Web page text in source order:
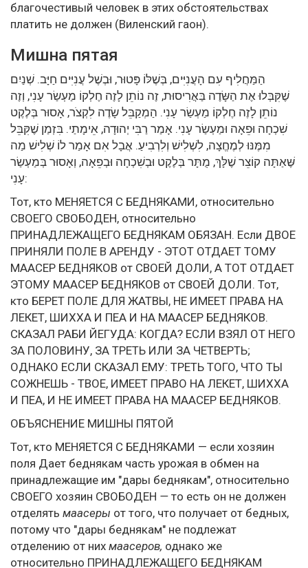
благочестивый человек в этих обстоятельствах
платить не должен (Виленский гаон).
Мишна пятая
הַמַּחֲלִיף עִם הָעֲנִיִּים, בְּשֶׁלּוֹ פָּטוּר, וּבְשֶׁל עֲנִיִּים חַיָּב. שְׁנַיִם
שֶׁקִּבְּלוּ אֶת הַשָּׂדֶה בַּאֲרִיסוּת, זֶה נוֹתֵן לָזֶה חֶלְקוֹ מַעְשַׂר עָנִי, וְזֶה
נוֹתֵן לָזֶה חֶלְקוֹ מַעְשַׂר עָנִי. הַמְקַבֵּל שָׂדֶה לִקְצֹר, אָסוּר בְּלֶקֶט
שִׁכְחָה וּפֵאָה וּמַעְשַׂר עָנִי. אָמַר רַבִּי יְהוּדָה, אֵימָתַי. בִּזְמַן שֶׁקִּבֵּל
מִמֶּנּוּ לְמֶחֱצָה, לִשְׁלִישׁ וְלִרְבִיעַ. אֲבָל אִם אָמַר לוֹ שְׁלִישׁ מַה
שֶּׁאַתָּה קוֹצֵר שֶׁלָּךְ, מֻתָּר בְּלֶקֶט וּבְשִׁכְחָה וּבְפֵאָה, וְאָסוּר בְּמַעְשַׂר
עָנִי:
Тот, кто МЕНЯЕТСЯ С БЕДНЯКАМИ, относительно
СВОЕГО СВОБОДЕН, относительно
ПРИНАДЛЕЖАЩЕГО БЕДНЯКАМ ОБЯЗАН. Если ДВОЕ
ПРИНЯЛИ ПОЛЕ В АРЕНДУ - ЭТОТ ОТДАЕТ ТОМУ
МААСЕР БЕДНЯКОВ от СВОЕЙ ДОЛИ, А ТОТ ОТДАЕТ
ЭТОМУ МААСЕР БЕДНЯКОВ от СВОЕЙ ДОЛИ. Тот,
кто БЕРЕТ ПОЛЕ ДЛЯ ЖАТВЫ, НЕ ИМЕЕТ ПРАВА НА
ЛЕКЕТ, ШИХХА И ПЕА И НА МААСЕР БЕДНЯКОВ.
СКАЗАЛ РАБИ ЙЕГУДА: КОГДА? ЕСЛИ ВЗЯЛ ОТ НЕГО
ЗА ПОЛОВИНУ, ЗА ТРЕТЬ ИЛИ ЗА ЧЕТВЕРТЬ;
ОДНАКО ЕСЛИ СКАЗАЛ ЕМУ: ТРЕТЬ ТОГО, ЧТО ТЫ
СОЖНЕШЬ - ТВОЕ, ИМЕЕТ ПРАВО НА ЛЕКЕТ, ШИХХА
И ПЕА, И НЕ ИМЕЕТ ПРАВА НА МААСЕР БЕДНЯКОВ.
ОБЪЯСНЕНИЕ МИШНЫ ПЯТОЙ
Тот, кто МЕНЯЕТСЯ С БЕДНЯКАМИ — если хозяин
поля Дает беднякам часть урожая в обмен на
принадлежащие им "дары беднякам", относительно
СВОЕГО хозяин СВОБОДЕН — то есть он не должен
отделять маасеры от того, что получает от бедных,
потому что "дары беднякам" не подлежат
отделению от них маасеров, однако же
относительно ПРИНАДЛЕЖАЩЕГО БЕДНЯКАМ